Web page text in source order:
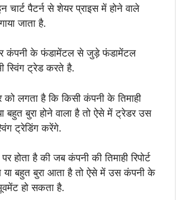
चार्ट पैटर्न से शेयर प्राइस में होने वाले
जाता है.
कंपनी के फंडामेंटल से जुड़े फंडामेंटल
स्विंग ट्रेड करते है.
लगता है कि किसी कंपनी के तिमाही
बहुत बुरा होने वाला है तो ऐसे में ट्रेडर उस
ट्रेडिंग करेंगे.
होता है की जब कंपनी की तिमाही रिपोर्ट
या बहुत बुरा आता है तो ऐसे में उस कंपनी के
हो सकता है.